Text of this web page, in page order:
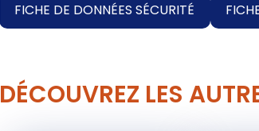
FICHE DE DONNÉES SÉCURITÉ
DÉCOUVREZ LES